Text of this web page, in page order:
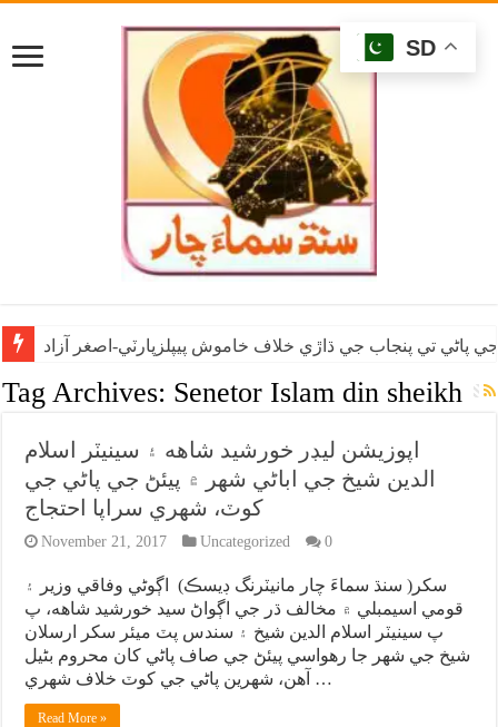
پاڻي تي پنجاب جي ڌاڙي خلاف خاموش پيپلزپارٽي-اصغر آزاد
Tag Archives: Senetor Islam din sheikh
اپوزيشن ليڊر خورشيد شاهه ۽ سينيٽر اسلام
الدين شيخ جي اباڻي شهر ۾ پيئڻ جي پاڻي جي
کوٽ، شهري سراپا احتجاج
November 21, 2017 Uncategorized 0
سکر( سنڌ سماءَ چار مانيٽرنگ ڊيسڪ) اڳوڻي وفاقي وزير ۽
قومي اسيمبلي ۾ مخالف ڌر جي اڳواڻ سيد خورشيد شاهه، پ
پ سينيٽر اسلام الدين شيخ ۽ سندس پٽ ميئر سکر ارسلان
شيخ جي شهر جا رهواسي پيئڻ جي صاف پاڻي کان محروم بڻيل
آهن، شهرين پاڻي جي کوٽ خلاف شهري …
Read More »
SD